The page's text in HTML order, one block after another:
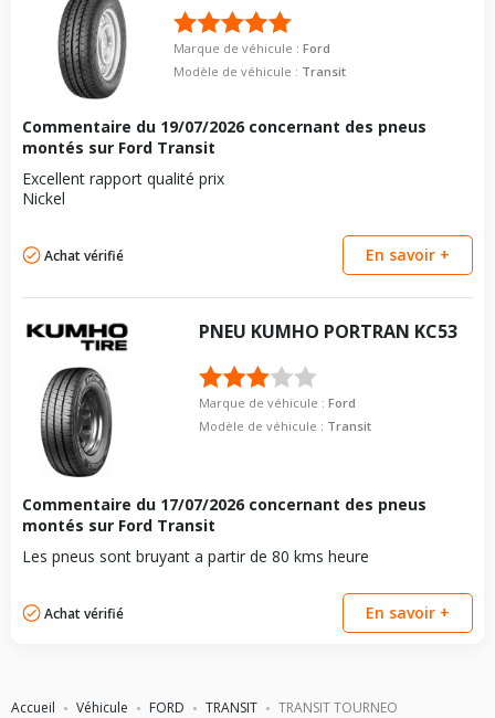
Accueil Véhicule FORD TRANSIT TRANSIT TOURNEO
vous conseillons de contacter directement le constructeur.
Force de rotation du
boulon
120
Pour la visserie, afin de garantir une parfaite compatibilité, nous
vous conseillons de contacter directement le constructeur.
Marque de véhicule :Ford
Modèle de véhicule : Transit
Commentaire du 19/07/2026 concernant des pneus
montés sur Ford Transit
Excellent rapport qualité prix
Nickel
Achat vérifié En savoir +
PNEU KUMHO PORTRAN KC53
Marque de véhicule : Ford
Modèle de véhicule : Transit
Commentaire du 17/07/2026 concernant des pneus
montés sur Ford Transit
Les pneus sont bruyant a partir de 80 kms heure
Achat vérifié En savoir +